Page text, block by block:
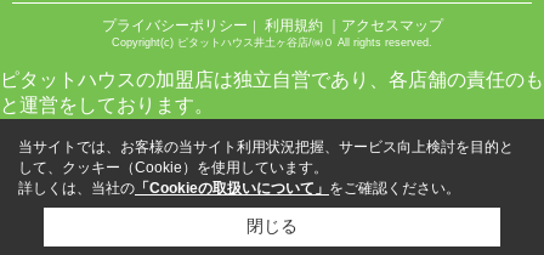
プライバシーポリシー ｜ 利用規約 ｜アクセスマップ
Copyright(c) ピタットハウス井土ヶ谷店/㈱０ All rights reserved.
ピタットハウスの加盟店は独立自営であり、各店舗の責任のも
と運営をしております。
当サイトでは、お客様の当サイト利用状況把握、サービス向上検討を目的と
して、クッキー（Cookie）を使用しています。
詳しくは、当社の 「Cookieの取扱いについて」 をご確認ください。
閉じる